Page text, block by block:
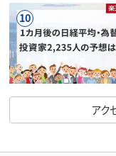
10
アク